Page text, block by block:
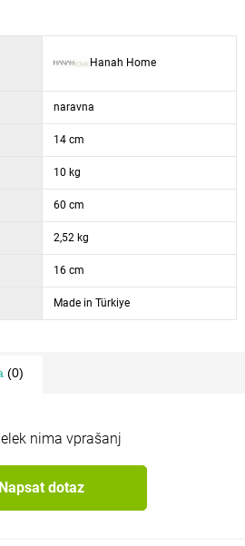
Hanah Home
naravna
14 cm
10 kg
60 cm
2,52 kg
16 cm
Made in Türkiye
(0)
nima vprašanj
Napsat dotaz